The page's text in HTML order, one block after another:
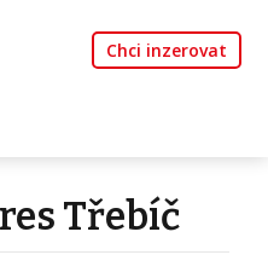
Chci inzerovat
Třebíč